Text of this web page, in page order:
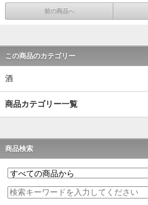
前の商品へ
この商品のカテゴリー
酒
商品カテゴリー一覧
商品検索